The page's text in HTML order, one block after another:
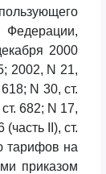
2000
2002, N 21,
N 30, ст.
682; N 17,
II), ст.
тарифов на
приказом